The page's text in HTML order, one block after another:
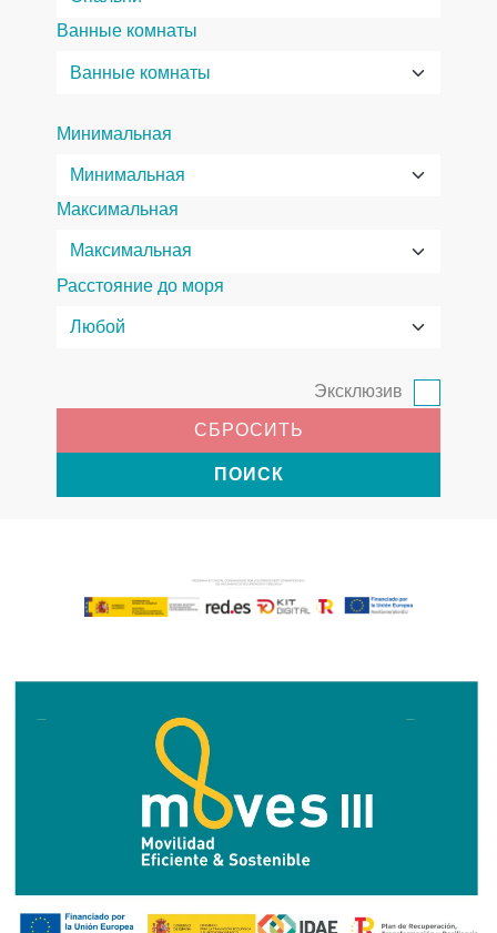
Ванные комнаты
Минимальная
Максимальная
Расстояние до моря
Эксклюзив
СБРОСИТЬ
ПОИСК